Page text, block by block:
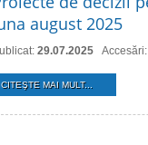
august 2025
29.07.2025
CITEŞTE MAI MULT...